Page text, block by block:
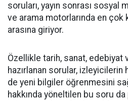
soruları, yayın sonrası sosyal
ve arama motorlarında en çok
arasına giriyor.
Özellikle tarih, sanat, edebiyat
hazırlanan sorular,
de yeni bilgiler öğrenmesini
hakkında yöneltilen bu soru